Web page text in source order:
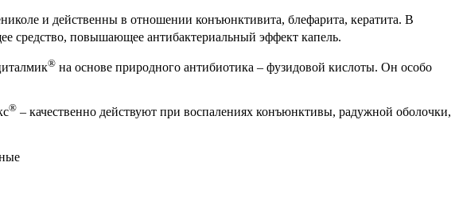
и действенны в отношении конъюнктивита, блефарита, кератита. В
средство, повышающее антибактериальный эффект капель.
® на основе природного антибиотика – фузидовой кислоты. Он особо
® – качественно действуют при воспалениях конъюнктивы, радужной оболочки,